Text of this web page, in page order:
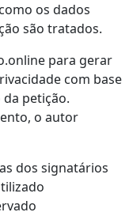
os dados
são tratados.
para gerar
com base
petição.
o autor
dos signatários